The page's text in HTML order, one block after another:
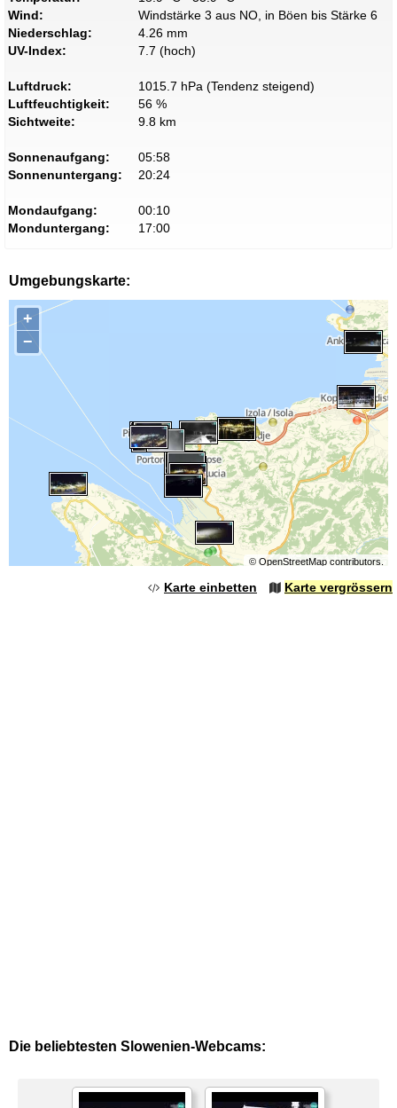
Wind:
Windstärke 3 aus NO, in Böen bis Stärke 6
Niederschlag:
4.26 mm
UV-Index:
7.7 (hoch)
Luftdruck:
1015.7 hPa (Tendenz steigend)
Luftfeuchtigkeit:
56 %
Sichtweite:
9.8 km
Sonnenaufgang:
05:58
Sonnenuntergang:
20:24
Mondaufgang:
00:10
Monduntergang:
17:00
Umgebungskarte:
+
−
© OpenStreetMapcontributors.
Karte einbetten Karte vergrössern
Die beliebtesten Slowenien-Webcams: